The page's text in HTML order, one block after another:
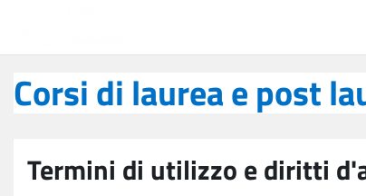
Corsi di laurea e post
Termini di utilizzo e diritti